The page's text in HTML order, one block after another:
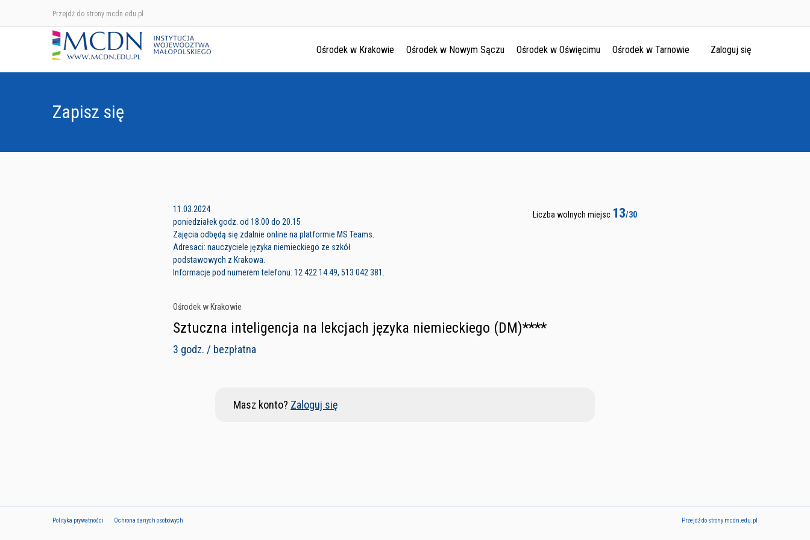
Przejdź do strony mcdn.edu.pl
Ośrodek w Krakowie Ośrodek w Nowym Sączu Ośrodek w Oświęcimu Ośrodek w Tarnowie Zaloguj się
Zapisz się
11.03.2024
poniedziałek godz. od 18.00 do 20.15
Zajęcia odbędą się zdalnie online na platformie MS Teams.
Adresaci: nauczyciele języka niemieckiego ze szkół
podstawowych z Krakowa.
Informacje pod numerem telefonu: 12 422 14 49, 513 042 381.
Ośrodek w Krakowie
Liczba wolnych miejsc 13/30
Sztuczna inteligencja na lekcjach języka niemieckiego (DM)****
3 godz. / bezpłatna
Masz konto? Zaloguj się
Polityka prywatności Ochrona danych osobowych Przejdź do strony mcdn.edu.pl
Ośrodek w Krakowie